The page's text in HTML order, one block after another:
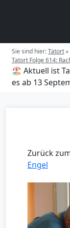
Sie sind hier:Tatort»
Tatort Folge 614:
🏖️ Aktuell ist
es ab 13
Zurück
Engel